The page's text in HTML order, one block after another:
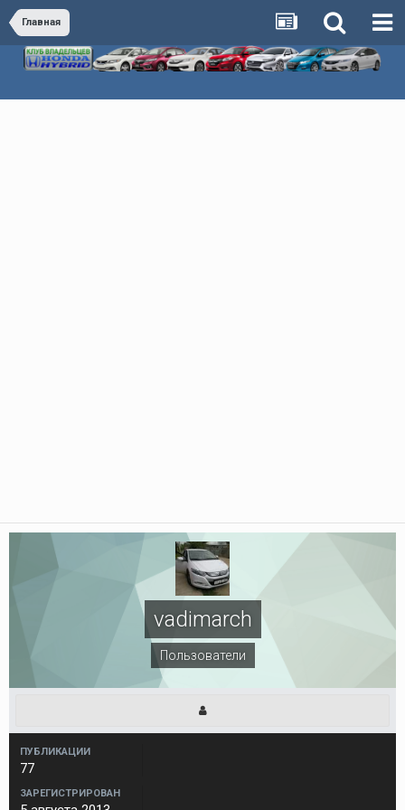
Главная
vadimarch
Пользователи
ПУБЛИКАЦИИ
77
ЗАРЕГИСТРИРОВАН